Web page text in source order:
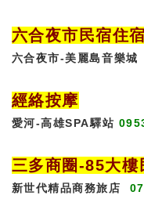
六合夜市民宿住
六合夜市-美麗島音樂城
經絡按摩
愛河-高雄SPA驛站
三多商圈 -85大樓
新世代精品商務旅店